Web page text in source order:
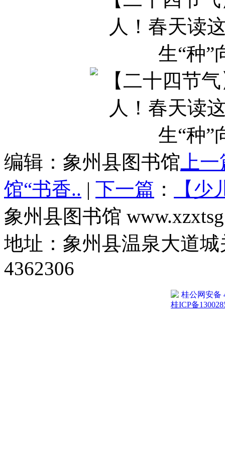
编辑：象州县图书馆 上
馆“书香.. | 下一篇 ：
【
象州县图书馆
地址：象州县温泉大道
4362306
桂公网安备
桂ICP备